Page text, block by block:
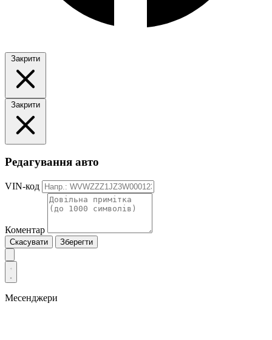
Закрити
Закрити
Редагування авто
VIN-код
Коментар
Скасувати Зберегти
Месенджери